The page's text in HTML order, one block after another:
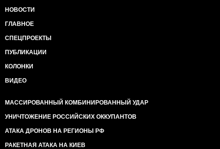
НОВОСТИ
ГЛАВНОЕ
СПЕЦПРОЕКТЫ
ПУБЛИКАЦИИ
КОЛОНКИ
ВИДЕО
МАССИРОВАННЫЙ КОМБИНИРОВАННЫЙ УДАР
УНИЧТОЖЕНИЕ РОССИЙСКИХ ОККУПАНТОВ
АТАКА ДРОНОВ НА РЕГИОНЫ РФ
РАКЕТНАЯ АТАКА НА КИЕВ